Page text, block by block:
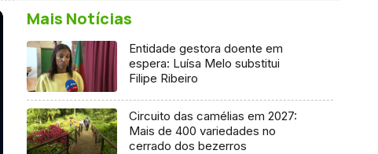
Mais Notícias
Entidade gestora doente em
espera: Luísa Melo substitui
Filipe Ribeiro
Circuito das camélias em 2027:
Mais de 400 variedades no
cerrado dos bezerros